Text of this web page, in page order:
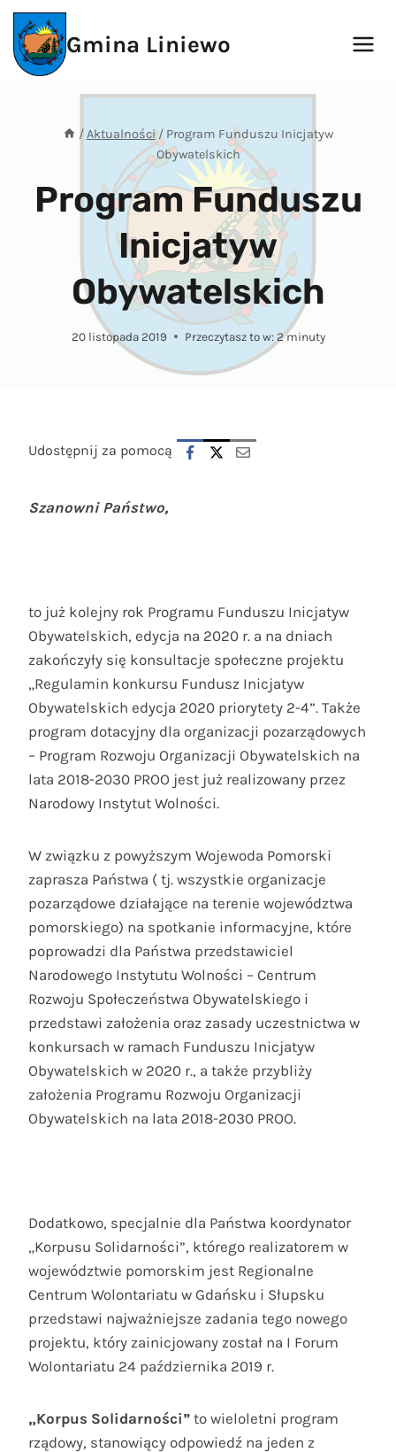
Przejdź
treści
Gmina Liniewo
/Aktualności/ Program Funduszu Inicjatyw
Obywatelskich
Program Funduszu
Inicjatyw
Obywatelskich
20 listopada 2019 Przeczytasz to w:2minuty
Udostępnij za pomocą
Szanowni Państwo,
to już kolejny rok Programu Funduszu Inicjatyw
Obywatelskich, edycja na 2020 r. a na dniach
zakończyły się konsultacje społeczne projektu
„Regulamin konkursu Fundusz Inicjatyw
Obywatelskich edycja 2020 priorytety 2-4”. Także
program dotacyjny dla organizacji pozarządowych
– Program Rozwoju Organizacji Obywatelskich na
lata 2018-2030 PROO jest już realizowany przez
Narodowy Instytut Wolności.
W związku z powyższym Wojewoda Pomorski
zaprasza Państwa ( tj. wszystkie organizacje
pozarządowe działające na terenie województwa
pomorskiego) na spotkanie informacyjne, które
poprowadzi dla Państwa przedstawiciel
Narodowego Instytutu Wolności – Centrum
Rozwoju Społeczeństwa Obywatelskiego i
przedstawi założenia oraz zasady uczestnictwa w
konkursach w ramach Funduszu Inicjatyw
Obywatelskich w 2020 r., a także przybliży
założenia Programu Rozwoju Organizacji
Obywatelskich na lata 2018-2030 PROO.
Dodatkowo, specjalnie dla Państwa koordynator
„Korpusu Solidarności”, którego realizatorem w
województwie pomorskim jest Regionalne
Centrum Wolontariatu w Gdańsku i Słupsku
przedstawi najważniejsze zadania tego nowego
projektu, który zainicjowany został na I Forum
Wolontariatu 24 października 2019 r.
„Korpus Solidarności” to wieloletni program
rządowy, stanowiący odpowiedź na jeden z